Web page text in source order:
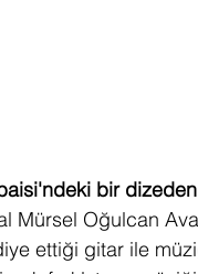
bir
Oğulcan Ava
ettiği gitar ile